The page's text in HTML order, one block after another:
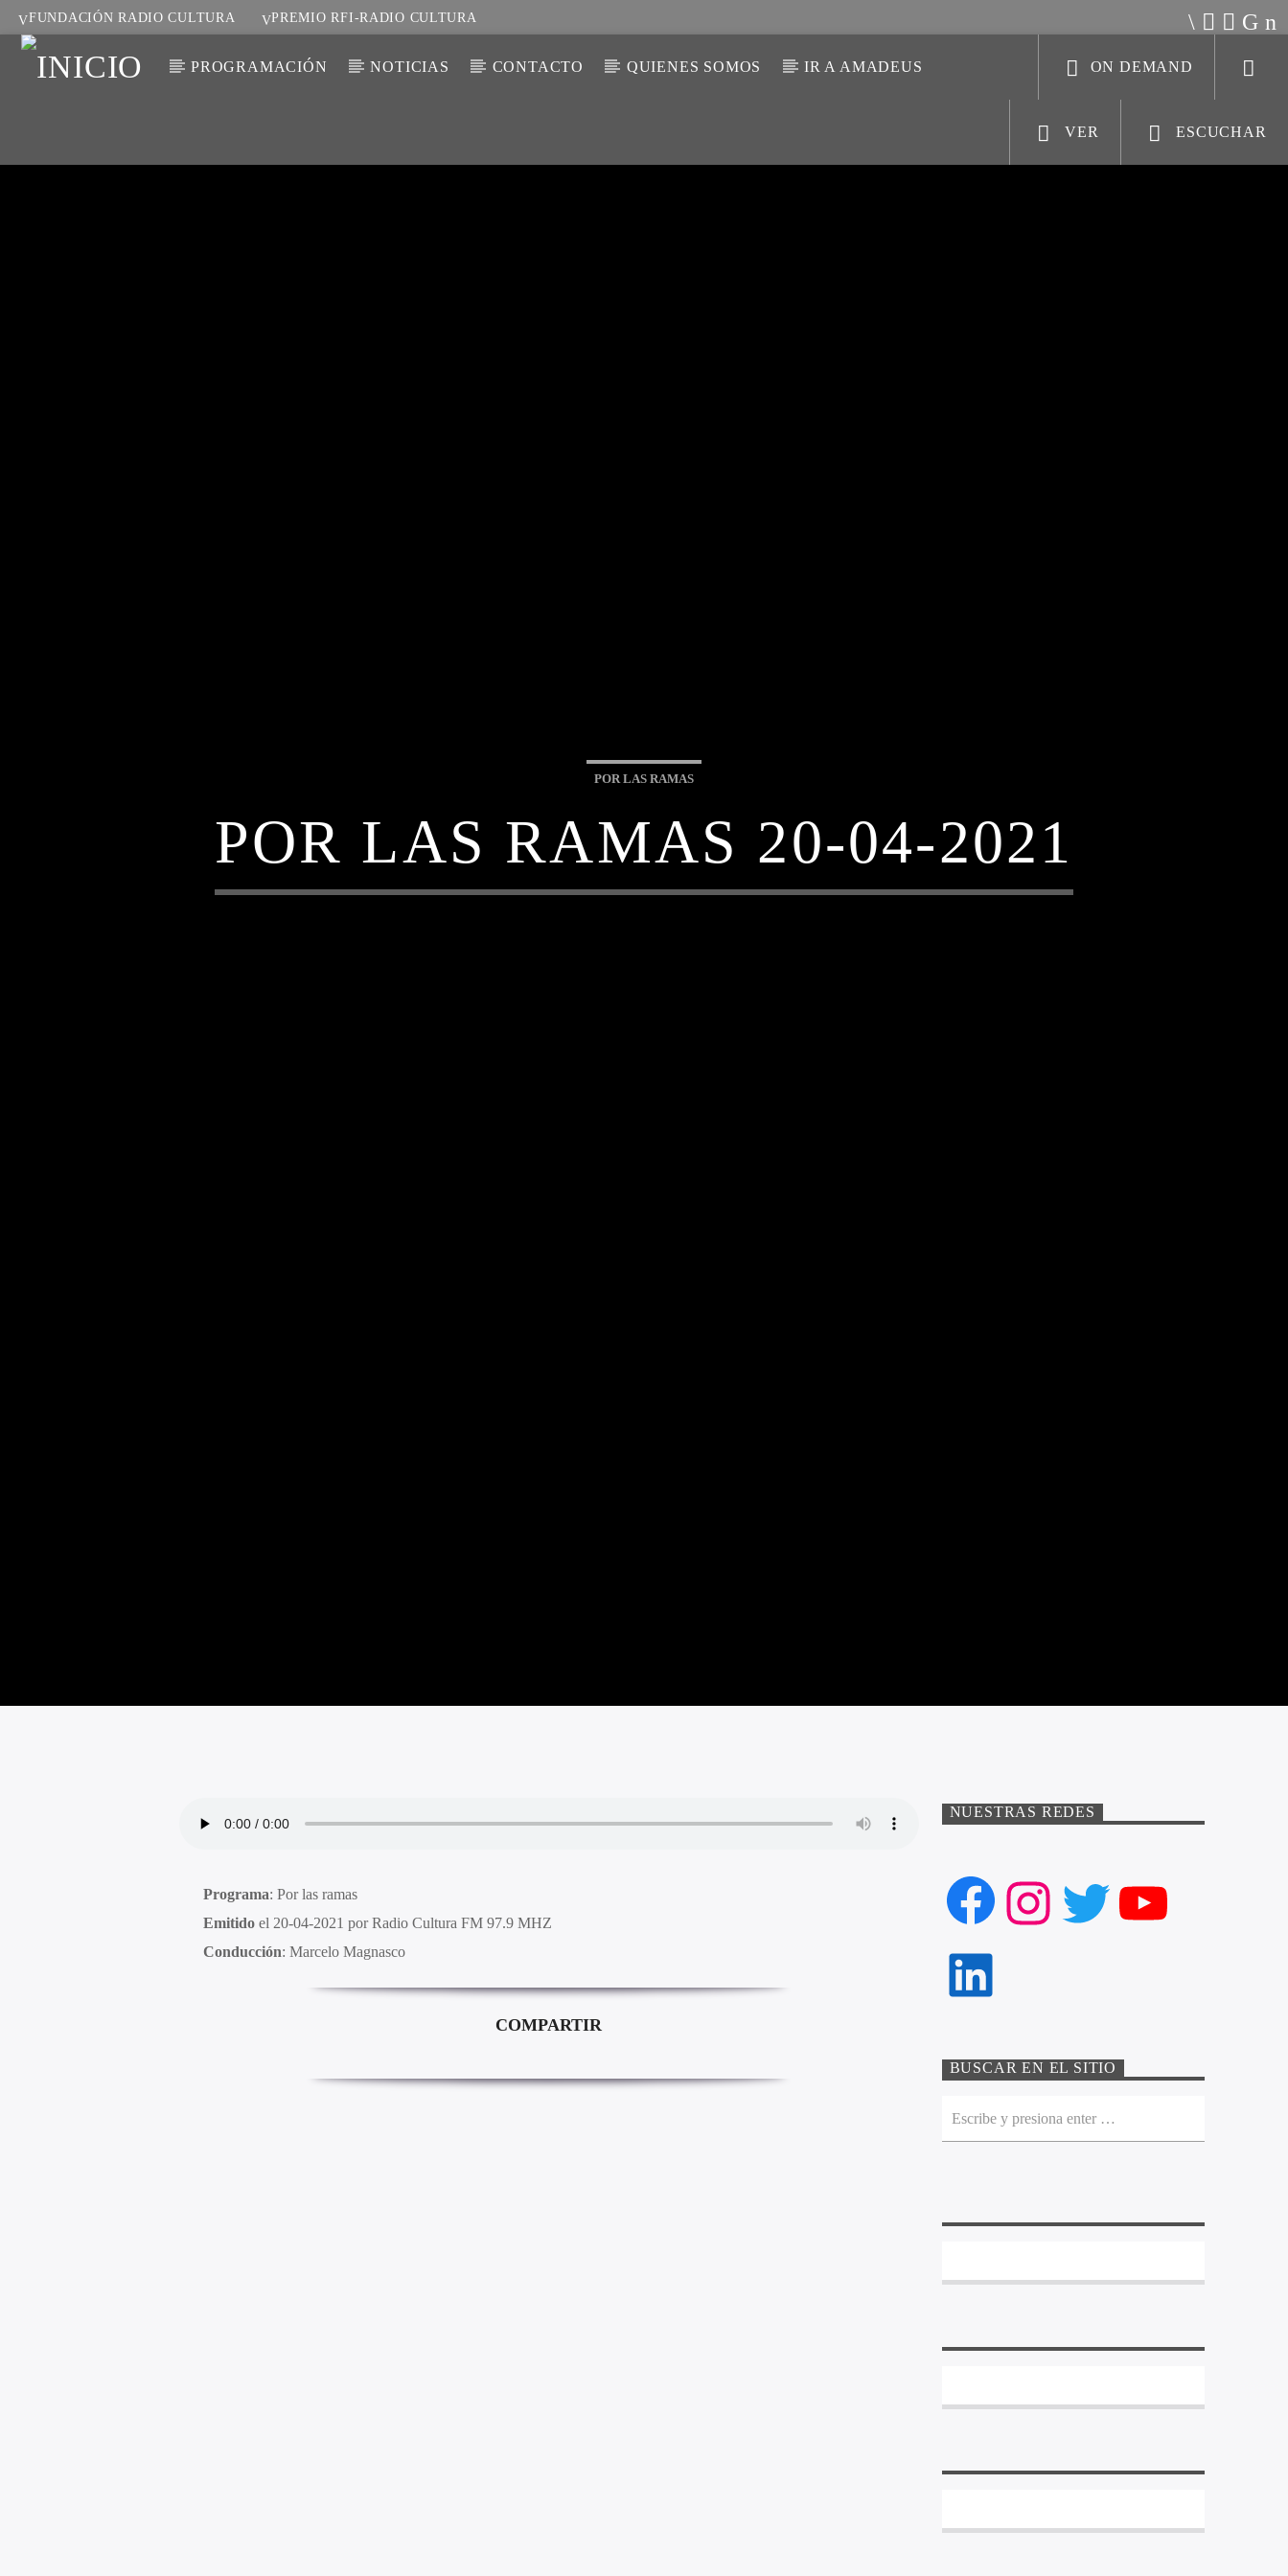
FUNDACIÓN RADIO CULTURA PREMIO RFI-RADIO CULTURA
PROGRAMACIÓN NOTICIAS CONTACTO QUIENES SOMOS IR A AMADEUS ON DEMAND
ESCUCHAR
VER
POR LAS RAMAS
POR LAS RAMAS 20-04-2021
Programa: Por las ramas
Emitidoel 20-04-2021 por Radio Cultura FM 97.9 MHZ
Conducción: Marcelo Magnasco
COMPARTIR
NUESTRAS REDES
Facebook
Instagram
TwitterYouTube
LinkedIn
BUSCAR EN EL SITIO